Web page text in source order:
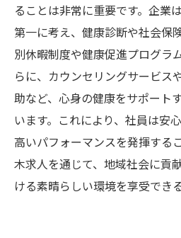
ることは非常に重要です。企業
第一に考え、健康診断や社会保
別休暇制度や健康促進プログラ
らに、カウンセリングサービス
助など、心身の健康をサポート
います。これにより、社員は安
高いパフォーマンスを発揮する
木求人を通じて、地域社会に貢
ける素晴らしい環境を享受でき